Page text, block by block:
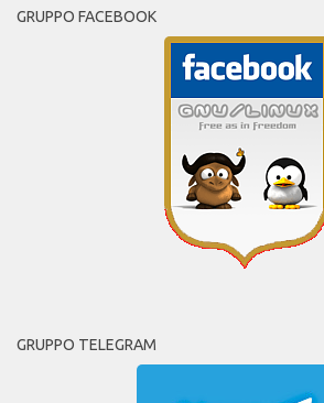
GRUPPO FACEBOOK
GRUPPO TELEGRAM